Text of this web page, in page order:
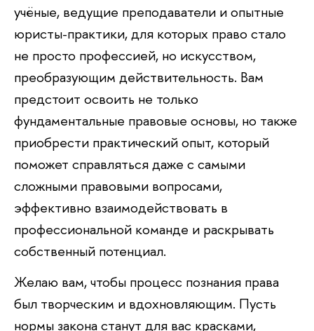
учёные, ведущие преподаватели и опытные
юристы-практики, для которых право стало
не просто профессией, но искусством,
преобразующим действительность. Вам
предстоит освоить не только
фундаментальные правовые основы, но также
приобрести практический опыт, который
поможет справляться даже с самыми
сложными правовыми вопросами,
эффективно взаимодействовать в
профессиональной команде и раскрывать
собственный потенциал.
Желаю вам, чтобы процесс познания права
был творческим и вдохновляющим. Пусть
нормы закона станут для вас красками,